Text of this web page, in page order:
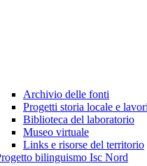
Archivio delle fonti
Progetti storia locale e
Biblioteca del laboratorio
Museo virtuale
Links e risorse del territorio
bilinguismo Isc Nord